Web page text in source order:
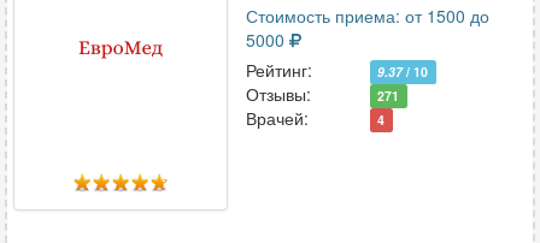
Стоимость приема: от 1500 до
5000
Рейтинг:
9.37/ 10
Отзывы: 271
Врачей: 4